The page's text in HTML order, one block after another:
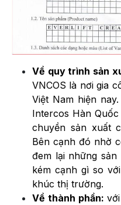
Về quy trình sản
VNCOS là nơi gia
Việt Nam hiện
Intercos Hàn
chuyền sản xuất
Bên cạnh đó nhờ
đem lại những
kém cạnh gì so
khúc thị trường.
Về thành phần: